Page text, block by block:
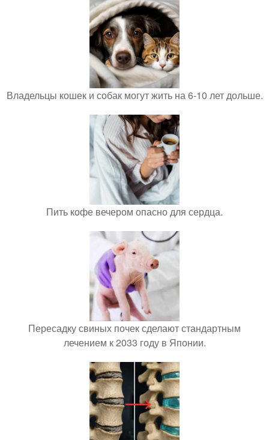
Владельцы кошек и собак могут жить на 6-10 лет дольше.
Пить кофе вечером опасно для сердца.
Пересадку свиных почек сделают стандартным
лечением к 2033 году в Японии.